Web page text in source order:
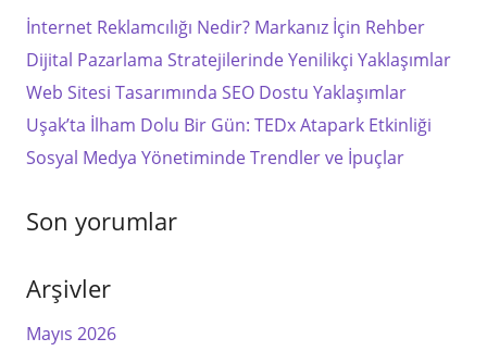
İnternet Reklamcılığı Nedir? Markanız İçin Rehber
Dijital Pazarlama Stratejilerinde Yenilikçi Yaklaşımlar
Web Sitesi Tasarımında SEO Dostu Yaklaşımlar
Uşak’ta İlham Dolu Bir Gün: TEDx Atapark Etkinliği
Sosyal Medya Yönetiminde Trendler ve İpuçlar
Son yorumlar
Arşivler
Mayıs 2026